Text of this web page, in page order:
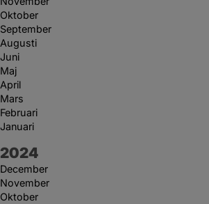
Oktober
September
Augusti
Juni
Maj
April
Mars
Februari
Januari
År:
2024
December
November
Oktober